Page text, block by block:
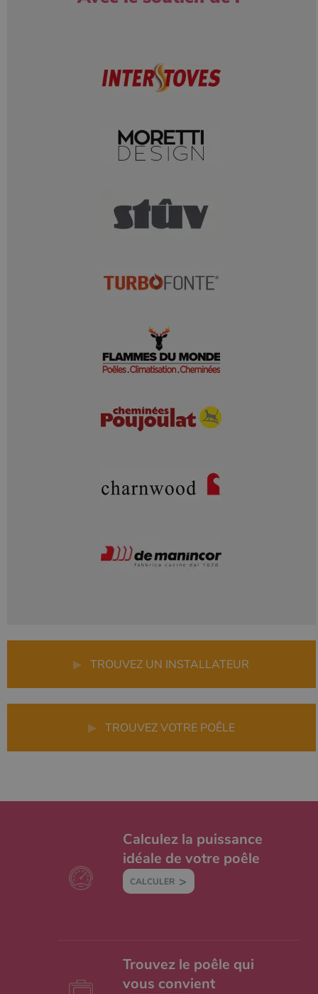
▶ TROUVEZ UN INSTALLATEUR
▶ TROUVEZ VOTRE POÊLE
Calculez la puissance
idéale de votre poêle
CALCULER
Trouvez le poêle qui
vous convient